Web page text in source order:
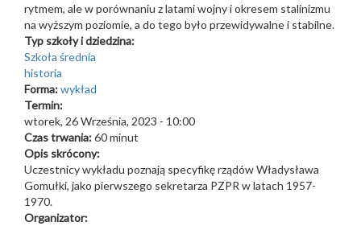
rytmem, ale w porównaniu z latami wojny i okresem stalinizmu
na wyższym poziomie, a do tego było przewidywalne i stabilne.
Typ szkoły i dziedzina:
Szkoła średnia
historia
Forma:wykład
Termin:
wtorek, 26 Września, 2023 - 10:00
Czas trwania:60 minut
Opis skrócony:
Uczestnicy wykładu poznają specyfikę rządów Władysława
Gomułki, jako pierwszego sekretarza PZPR w latach 1957-
1970.
Organizator: